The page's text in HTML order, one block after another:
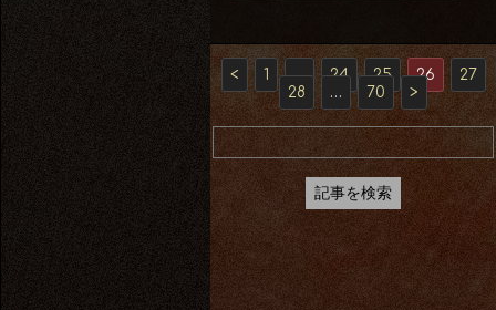
< 1 … 24 25 26
27
28
… 70 >